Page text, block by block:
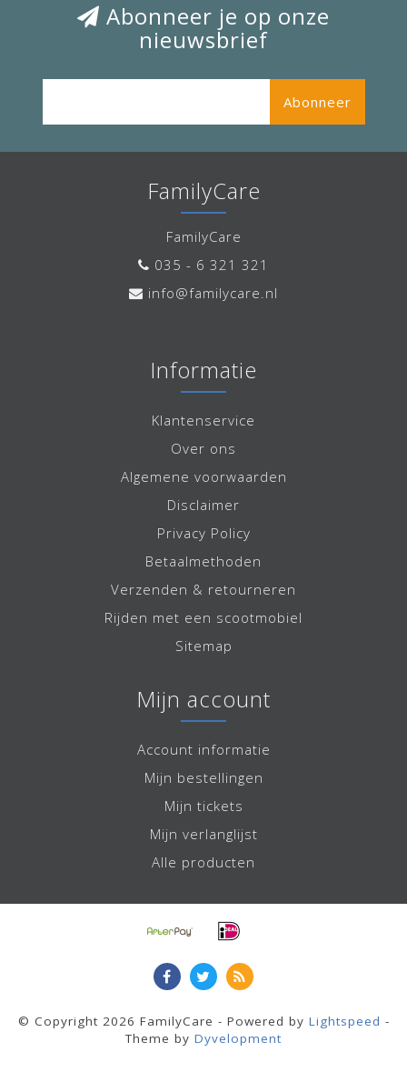
Abonneer je op onze
nieuwsbrief
Abonneer
FamilyCare
FamilyCare
035 - 6 321 321
info@familycare.nl
Informatie
Klantenservice
Over ons
Algemene voorwaarden
Disclaimer
Privacy Policy
Betaalmethoden
Verzenden & retourneren
Rijden met een scootmobiel
Sitemap
Mijn account
Account informatie
Mijn bestellingen
Mijn tickets
Mijn verlanglijst
Alle producten
© Copyright 2026 FamilyCare - Powered by Lightspeed -
Theme by Dyvelopment